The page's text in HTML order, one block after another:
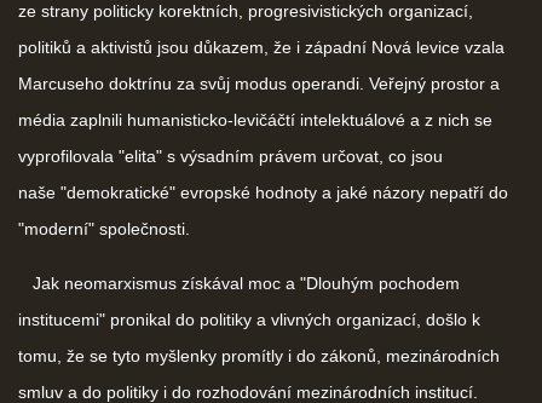
ze strany politicky korektních, progresivistických organizací,
politiků a aktivistů jsou důkazem, že i západní Nová levice vzala
Marcuseho doktrínu za svůj modus operandi. Veřejný prostor a
média zaplnili humanisticko-levičáčtí intelektuálové a z nich se
vyprofilovala "elita" s výsadním právem určovat, co jsou
naše "demokratické" evropské hodnoty a jaké názory nepatří do
"moderní" společnosti.
Jak neomarxismus získával moc a "Dlouhým pochodem
institucemi" pronikal do politiky a vlivných organizací, došlo k
tomu, že se tyto myšlenky promítly i do zákonů, mezinárodních
smluv a do politiky i do rozhodování mezinárodních institucí.